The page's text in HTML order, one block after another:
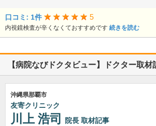
口コミ: 1件 5
内視鏡検査が辛くなくておすすめです 続きを読む
【病院なびドクタビュー】ドクター取材
沖縄県那覇市
友寄クリニック
川上 浩司 院長 取材記事